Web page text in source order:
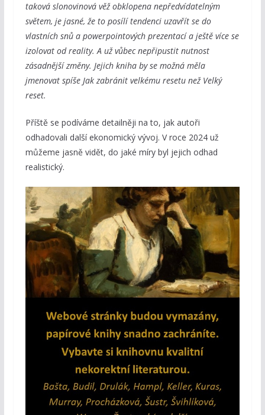
taková slonovinová věž obklopena nepředvídatelným
světem, je jasné, že to posílí tendenci uzavřít se do
vlastních snů a powerpointových prezentací a ještě více se
izolovat od reality. A už vůbec nepřipustit nutnost
zásadnější změny. Jejich kniha by se možná měla
jmenovat spíše Jak zabránit velkému resetu než Velký
reset.
Příště se podíváme detailněji na to, jak autoři
odhadovali další ekonomický vývoj. V roce 2024 už
můžeme jasně vidět, do jaké míry byl jejich odhad
realistický.